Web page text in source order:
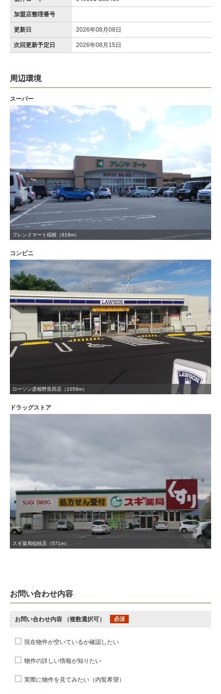
加盟店整理番号
更新日 2026年08月08日
次回更新予定日 2026年08月15日
周辺環境
スーパー
フレンドマート稲枝（619m）
コンビニ
ローソン彦根野良田店（1059m）
ドラッグストア
スギ薬局稲枝店（571m）
お問い合わせ内容
お問い合わせ内容 （複数選択可） 必須
現在物件が空いているか確認したい
物件の詳しい情報が知りたい
実際に物件を見てみたい（内覧希望）